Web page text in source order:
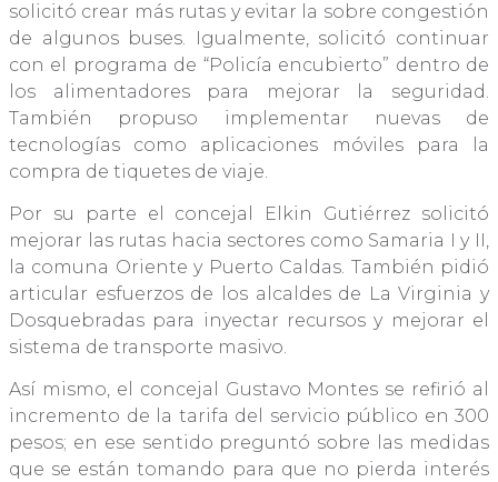
solicitó crear más rutas y evitar la sobre congestión
de algunos buses. Igualmente, solicitó continuar
con el programa de “Policía encubierto” dentro de
los alimentadores para mejorar la seguridad.
También propuso implementar nuevas de
tecnologías como aplicaciones móviles para la
compra de tiquetes de viaje.
Por su parte el concejal Elkin Gutiérrez solicitó
mejorar las rutas hacia sectores como Samaria I y II,
la comuna Oriente y Puerto Caldas. También pidió
articular esfuerzos de los alcaldes de La Virginia y
Dosquebradas para inyectar recursos y mejorar el
sistema de transporte masivo.
Así mismo, el concejal Gustavo Montes se refirió al
incremento de la tarifa del servicio público en 300
pesos; en ese sentido preguntó sobre las medidas
que se están tomando para que no pierda interés